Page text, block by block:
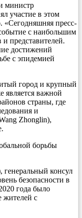
министр
участие в этом
«Сегодняшняя пресс-
с наибольшим
представителей.
достижений
с эпидемией
город и крупный
является важной
страны, где
и
Zhonglin),
борьбы
консул
безопасности в
года было
жителей с